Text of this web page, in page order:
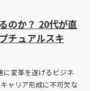
とで、状況を客観的に
ら何か」を繰り返すこ
か」と原因を掘り下
のか」「次の行動にど
分析だけで終わらない
を繰り返す際は、個
が必要である。 手
ブランディングにおい
ィングや広告代理店な
は、常に表面的な現象
で企業の成長戦略を導
フィルターを外し、内
れにより「なぜこの現
なる抽象概念ではな
ミュニケーションの質
まず第一に、論理的な
確になり、不必要な情
可能となります。これ
における情報リテラ
Web、SNS、テレビ、
求められる知識やスキ
要素として、まず情
、そして情報を正しく
情報を作成し、適切に
ように整理することが
のか？ 20代が直
チュアルスキ
に変革を遂げるビジネ
ャリア形成に不可欠な